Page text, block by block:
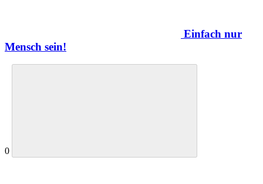
Einfach nur
Mensch sein!
0